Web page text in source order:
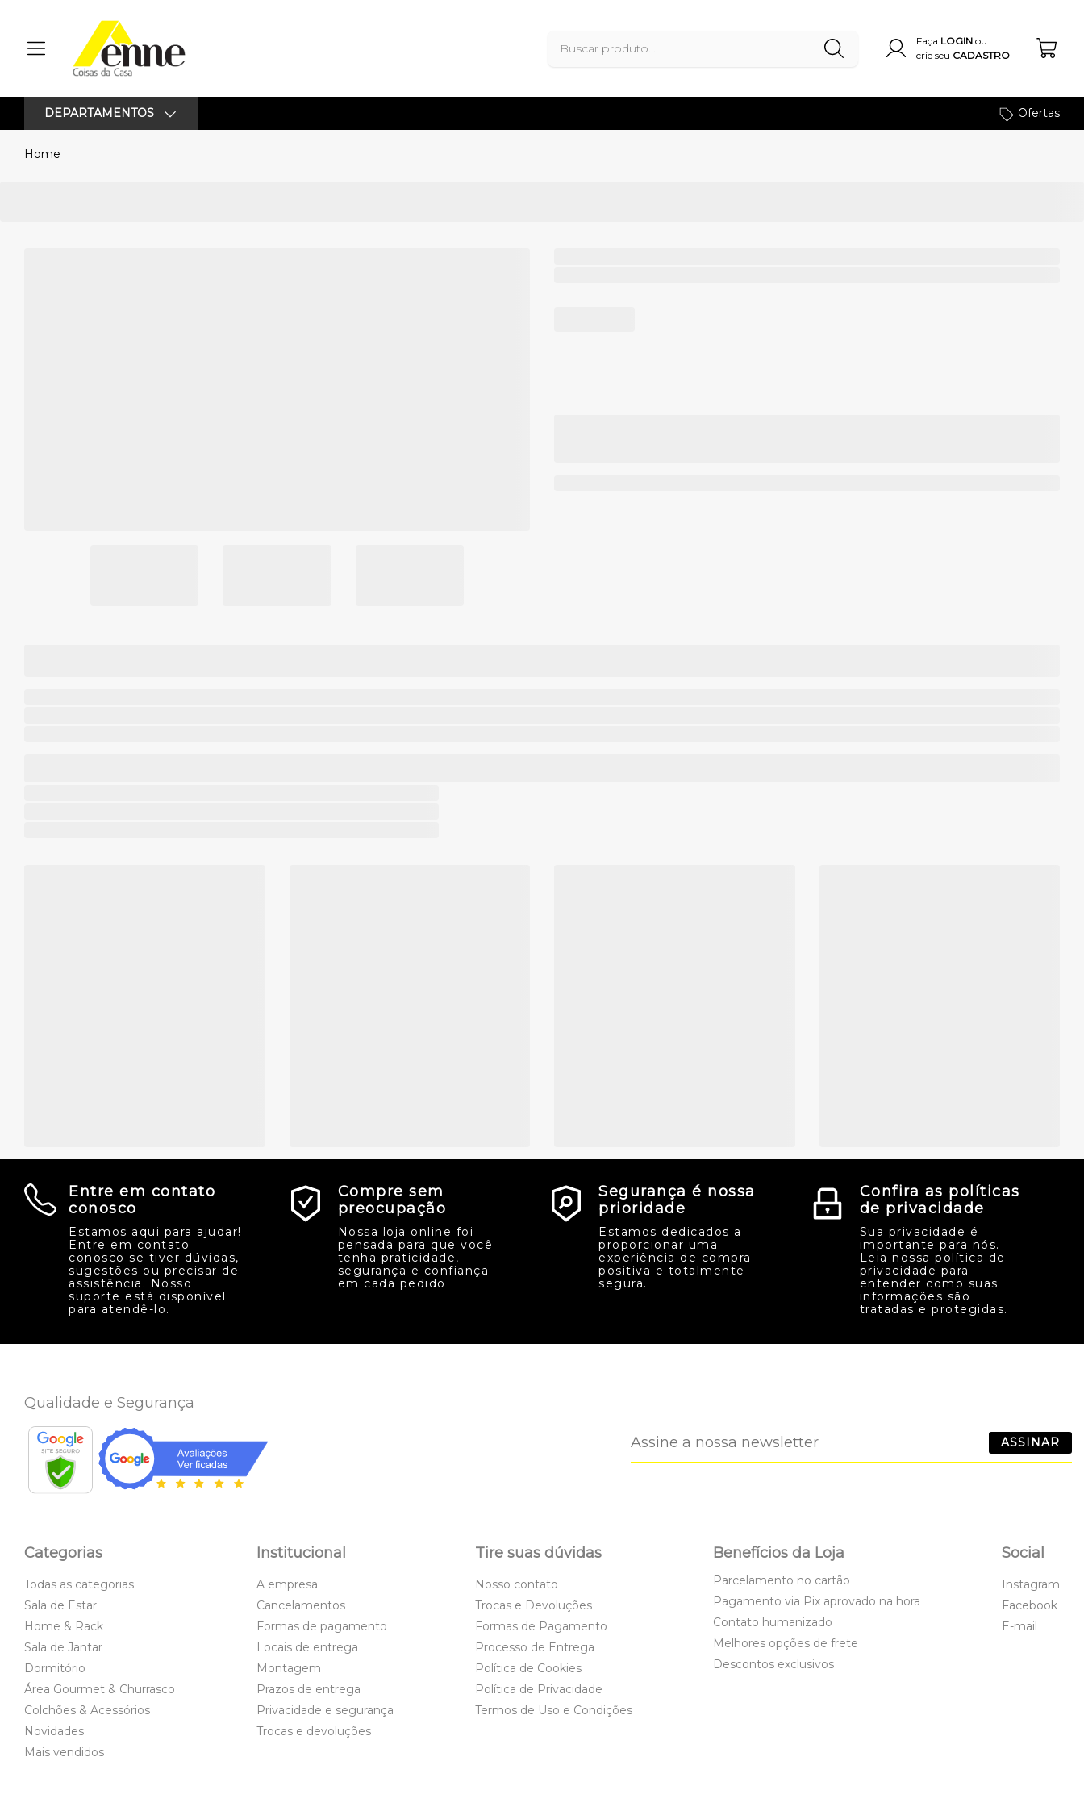
Faça LOGIN ou
crie seu CADASTRO
DEPARTAMENTOS Ofertas
Home
Entre em contato
conosco
Estamos aqui para ajudar!
Entre em contato
conosco se tiver dúvidas,
sugestões ou precisar de
assistência. Nosso
suporte está disponível
para atendê-lo.
Compre sem
preocupação
Nossa loja online foi
pensada para que você
tenha praticidade,
segurança e confiança
em cada pedido
Segurança é nossa
prioridade
Estamos dedicados a
proporcionar uma
experiência de compra
positiva e totalmente
segura.
Confira as políticas
de privacidade
Sua privacidade é
importante para nós.
Leia nossa política de
privacidade para
entender como suas
informações são
tratadas e protegidas.
Qualidade e Segurança
ASSINAR
Categorias
Todas as categorias
Sala de Estar
Home & Rack
Sala de Jantar
Dormitório
Área Gourmet & Churrasco
Colchões & Acessórios
Novidades
Mais vendidos
Institucional
A empresa
Cancelamentos
Formas de pagamento
Locais de entrega
Montagem
Prazos de entrega
Privacidade e segurança
Trocas e devoluções
Tire suas dúvidas
Nosso contato
Trocas e Devoluções
Formas de Pagamento
Processo de Entrega
Política de Cookies
Política de Privacidade
Termos de Uso e Condições
Benefícios da Loja
Parcelamento no cartão
Pagamento via Pix aprovado na hora
Contato humanizado
Melhores opções de frete
Descontos exclusivos
Social
Instagram
Facebook
E-mail